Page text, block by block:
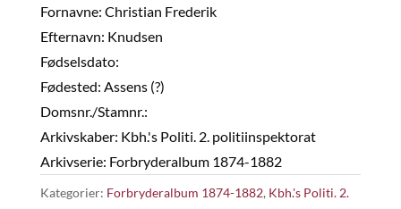
Fornavne: Christian Frederik
Efternavn: Knudsen
Fødselsdato:
Fødested: Assens (?)
Domsnr./Stamnr.:
Arkivskaber: Kbh.'s Politi. 2. politiinspektorat
Arkivserie: Forbryderalbum 1874-1882
Kategorier: Forbryderalbum 1874-1882, Kbh.'s Politi. 2.